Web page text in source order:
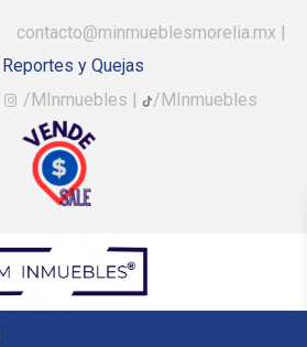
contacto@minmueblesmorelia.mx |
Reportes y Quejas
/MInmuebles | /MInmuebles